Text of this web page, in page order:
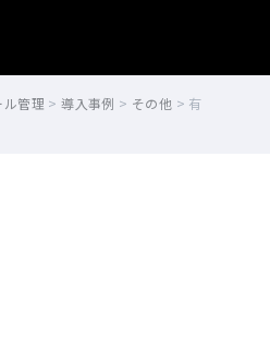
管理 >導入事例 > その他 > 有